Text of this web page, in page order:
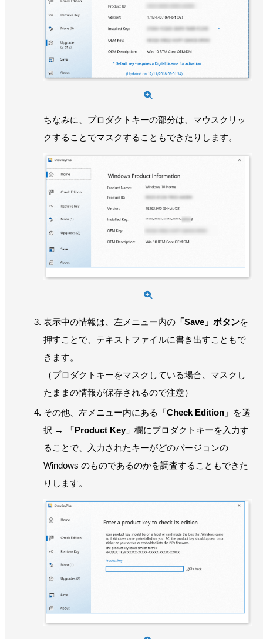
ちなみに、プロダクトキーの部分は、マウスクリッ
クすることでマスクすることもできたりします。
表示中の情報は、左メニュー内の 「Save」ボタンを
押すことで、テキストファイルに書き出すこともで
きます。
（プロダクトキーをマスクしている場合、マスクし
たままの情報が保存されるので注意）
その他、左メニュー内にある「Check Edition 」を選
択 → 「Product Key 」欄にプロダクトキーを入力す
ることで、入力されたキーがどのバージョンの
Windows のものであるのかを調査することもできた
りします。